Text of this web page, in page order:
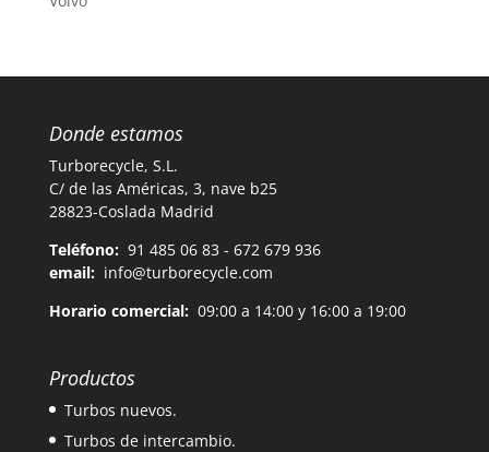
Donde estamos
Turborecycle, S.L.
C/ de las Américas, 3, nave b25
28823-Coslada Madrid
Teléfono: 91 485 06 83 - 672 679 936
email: info@turborecycle.com
Horario comercial:09:00 a 14:00 y 16:00 a 19:00
Productos
Turbos nuevos.
Turbos de intercambio.